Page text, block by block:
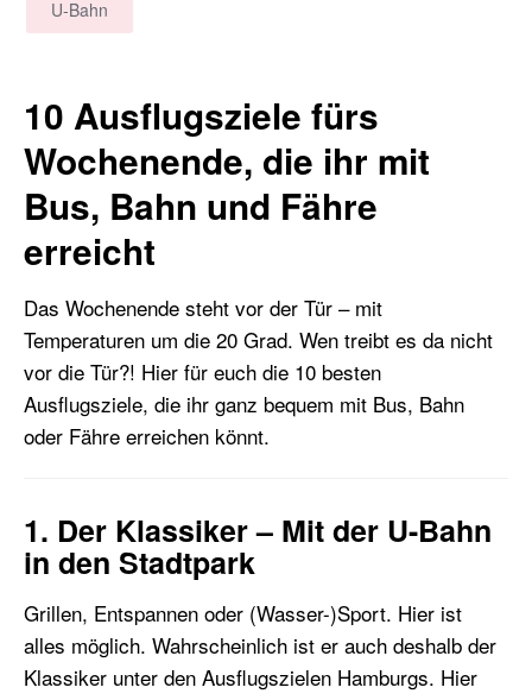
U-Bahn
10 Ausflugsziele fürs
Wochenende, die ihr mit
Bus, Bahn und Fähre
erreicht
Das Wochenende steht vor der Tür – mit
Temperaturen um die 20 Grad. Wen treibt es da nicht
vor die Tür?! Hier für euch die 10 besten
Ausflugsziele, die ihr ganz bequem mit Bus, Bahn
oder Fähre erreichen könnt.
1. Der Klassiker – Mit der U-Bahn
in den Stadtpark
Grillen, Entspannen oder (Wasser-)Sport. Hier ist
alles möglich. Wahrscheinlich ist er auch deshalb der
Klassiker unter den Ausflugszielen Hamburgs. Hier